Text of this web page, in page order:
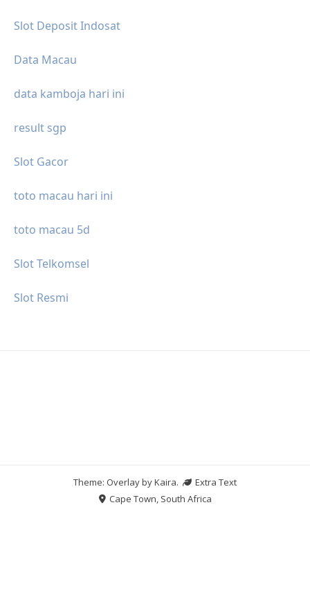
Slot Deposit Indosat
Data Macau
data kamboja hari ini
result sgp
Slot Gacor
toto macau hari ini
toto macau 5d
Slot Telkomsel
Slot Resmi
Theme: Overlay byKaira.
Extra Text
Cape Town, South Africa